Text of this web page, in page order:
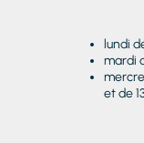
lundi
mardi
et de